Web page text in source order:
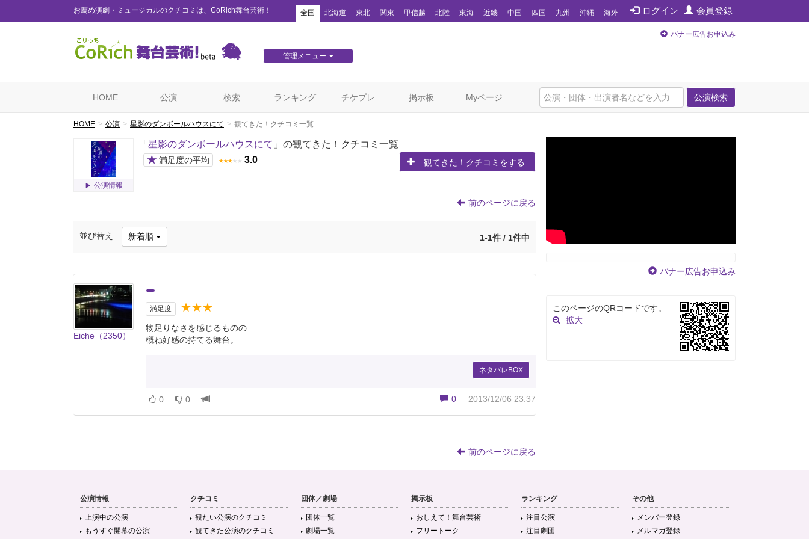
お薦め演劇・ミュージカルのクチコミは、CoRich舞台芸術！ ログイン 会員登録
全国 北海道 東北 関東 甲信越 北陸 東海 近畿 中国 四国 九州 沖縄 海外
管理メニュー
バナー広告お申込み
公演検索
HOME 公演 検索 ランキング チケプレ 掲示板 Myページ
HOME 公演 星影のダンボールハウスにて 観てきた！クチコミ一覧
公演情報
「 星影のダンボールハウスにて 」の観てきた！クチコミ一覧
★ 満足度の平均 ★ ★ ★ ★ ★ 3.0 観てきた！クチコミをする
前のページに戻る
並び替え 新着順 1-1件 / 1件中
Eiche（2350）
満足度 ★★★
物足りなさを感じるものの
概ね好感の持てる舞台。
ネタバレBOX
0 2013/12/06 23:37
0 0
前のページに戻る
バナー広告お申込み
このページのQRコードです。
拡大
公演情報
上演中の公演
もうすぐ開幕の公演
クチコミ
観たい公演のクチコミ
観てきた公演のクチコミ
団体／劇場
団体一覧
劇場一覧
掲示板
おしえて！舞台芸術
フリートーク
ランキング
注目公演
注目劇団
その他
メンバー登録
メルマガ登録